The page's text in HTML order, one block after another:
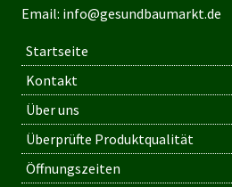
Email: info@gesundbaumarkt.de
Startseite
Kontakt
Über uns
Überprüfte Produktqualität
Öffnungszeiten